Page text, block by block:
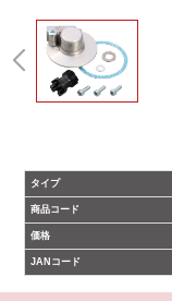
タイプ
商品コード
価格
JANコード